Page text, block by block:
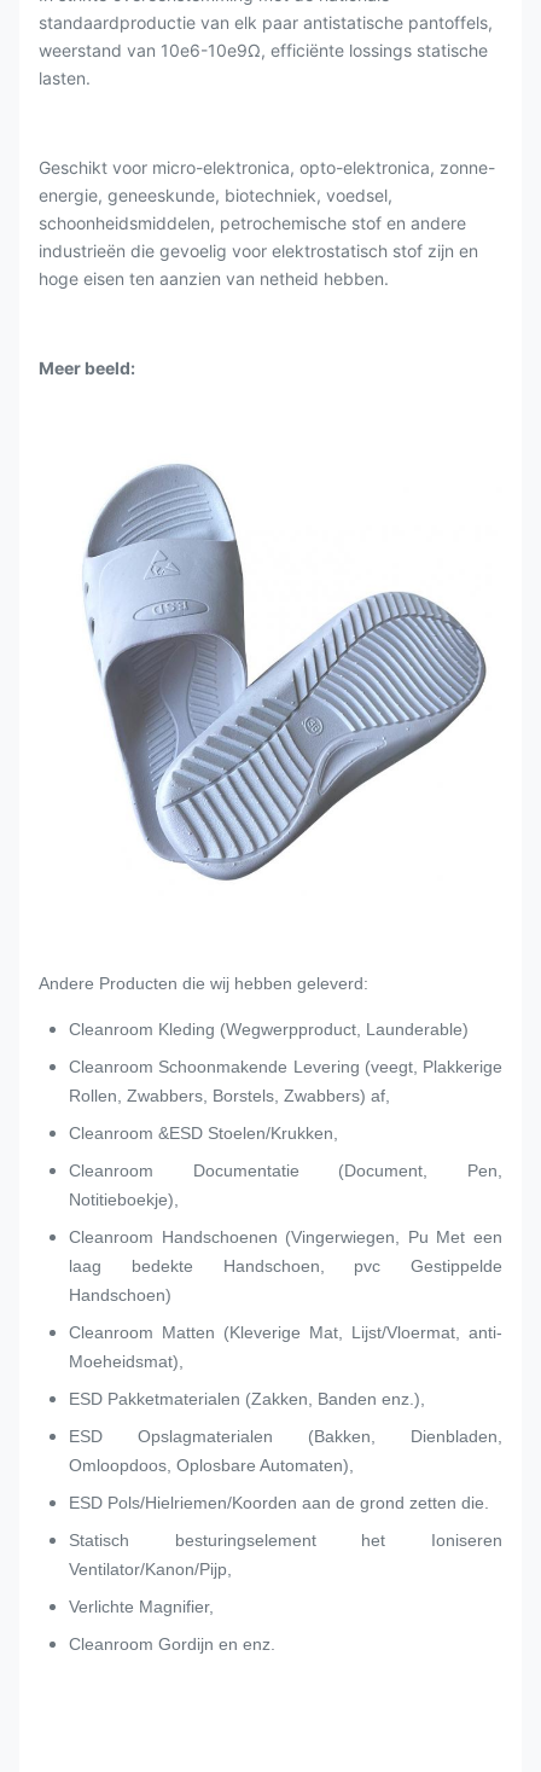
standaardproductie van elk paar antistatische pantoffels,
weerstand van 10e6-10e9Ω, efficiënte lossings statische
lasten.
Geschikt voor micro-elektronica, opto-elektronica, zonne-
energie, geneeskunde, biotechniek, voedsel,
schoonheidsmiddelen, petrochemische stof en andere
industrieën die gevoelig voor elektrostatisch stof zijn en
hoge eisen ten aanzien van netheid hebben.
Meer beeld:
Andere Producten die wij hebben geleverd:
Cleanroom Kleding (Wegwerpproduct, Launderable)
Cleanroom Schoonmakende Levering (veegt, Plakkerige
Rollen, Zwabbers, Borstels, Zwabbers) af,
Cleanroom &ESD Stoelen/Krukken,
Cleanroom Documentatie (Document, Pen,
Notitieboekje),
Cleanroom Handschoenen (Vingerwiegen, Pu Met een
laag bedekte Handschoen, pvc Gestippelde
Handschoen)
Cleanroom Matten (Kleverige Mat, Lijst/Vloermat, anti-
Moeheidsmat),
ESD Pakketmaterialen (Zakken, Banden enz.),
ESD Opslagmaterialen (Bakken, Dienbladen,
Omloopdoos, Oplosbare Automaten),
ESD Pols/Hielriemen/Koorden aan de grond zetten die.
Statisch besturingselement het Ioniseren
Ventilator/Kanon/Pijp,
Verlichte Magnifier,
Cleanroom Gordijn en enz.